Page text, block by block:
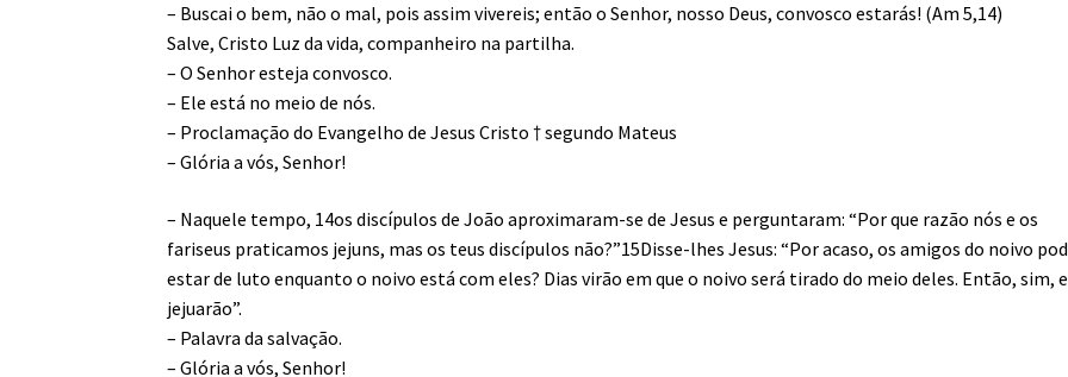
– Buscai o bem, não o mal, pois assim vivereis; então o Senhor, nosso Deus, convosco estarás! (Am 5,14)
Salve, Cristo Luz da vida, companheiro na partilha.
– O Senhor esteja convosco.
– Ele está no meio de nós.
– Proclamação do Evangelho de Jesus Cristo † segundo Mateus
– Glória a vós, Senhor!
– Naquele tempo, 14os discípulos de João aproximaram-se de Jesus e perguntaram: “Por que razão nós e os
fariseus praticamos jejuns, mas os teus discípulos não?”15Disse-lhes Jesus: “Por acaso, os amigos do noivo
estar de luto enquanto o noivo está com eles? Dias virão em que o noivo será tirado do meio deles. Então, sim,
jejuarão”.
– Palavra da salvação.
– Glória a vós, Senhor!